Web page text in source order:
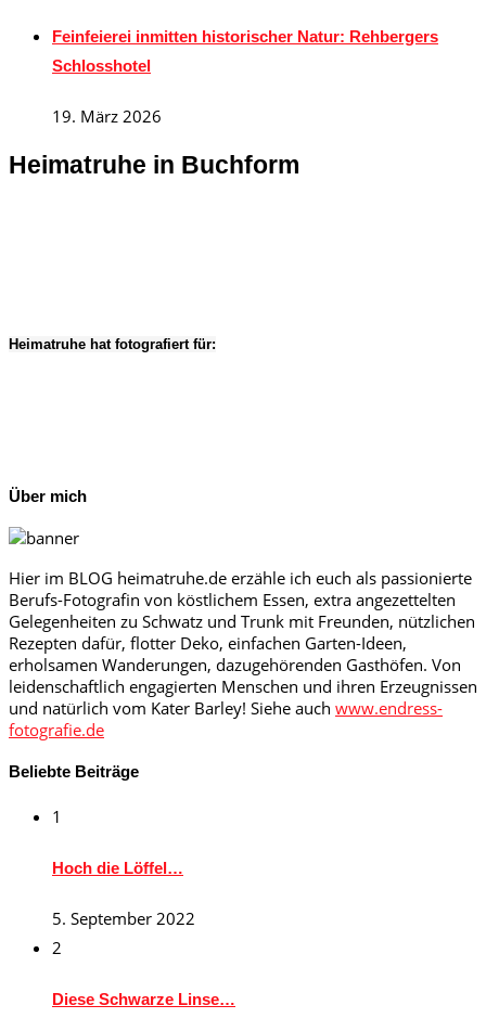
Feinfeierei inmitten historischer Natur: Rehbergers
Schlosshotel
19. März 2026
Heimatruhe in Buchform
Heimatruhe hat fotografiert für:
Über mich
Hier im BLOG heimatruhe.de erzähle ich euch als passionierte
Berufs-Fotografin von köstlichem Essen, extra angezettelten
Gelegenheiten zu Schwatz und Trunk mit Freunden, nützlichen
Rezepten dafür, flotter Deko, einfachen Garten-Ideen,
erholsamen Wanderungen, dazugehörenden Gasthöfen. Von
leidenschaftlich engagierten Menschen und ihren Erzeugnissen
und natürlich vom Kater Barley! Siehe auch www.endress-
fotografie.de
Beliebte Beiträge
1
Hoch die Löffel…
5. September 2022
2
Diese Schwarze Linse…